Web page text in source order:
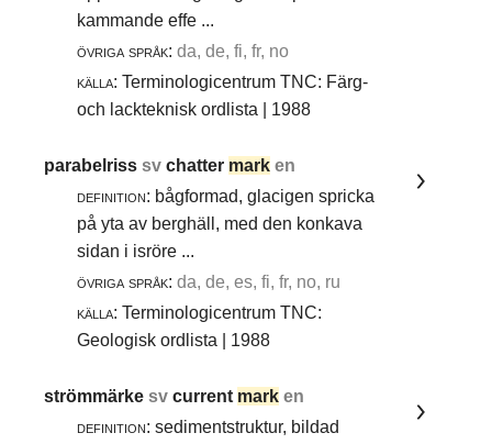
kammande effe ...
övriga språk: da, de, fi, fr, no
källa: Terminologicentrum TNC: Färg-
och lackteknisk ordlista | 1988
parabelrisssvchatter mark en
definition: bågformad, glacigen spricka
på yta av berghäll, med den konkava
sidan i isröre ...
övriga språk: da, de, es, fi, fr, no, ru
källa: Terminologicentrum TNC:
Geologisk ordlista | 1988
strömmärkesvcurrent mark en
definition: sedimentstruktur, bildad